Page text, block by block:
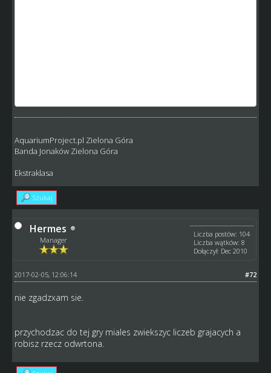
AquariumProject.pl Zielona Góra
Banda Jonaków Zielona Góra
Ekstraklasa
Szukaj
Hermes
Manager
Liczba postów: 104
Liczba wątków: 8
Dołączył: Dec 2010
#72
2017-02-05, 12:06:14
nie zgadzxam sie.
przychodzac do tej gry miales zwiekszyc liczeb grajacych a
robisz rzecz odwrtona.